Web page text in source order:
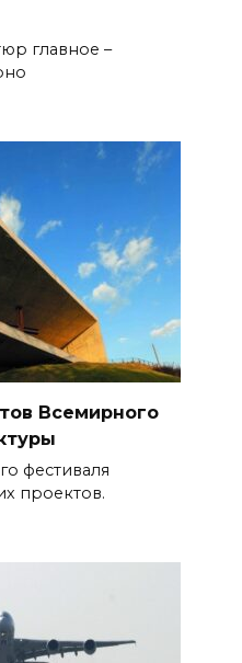
главное –
Всемирного
фестиваля
проектов.